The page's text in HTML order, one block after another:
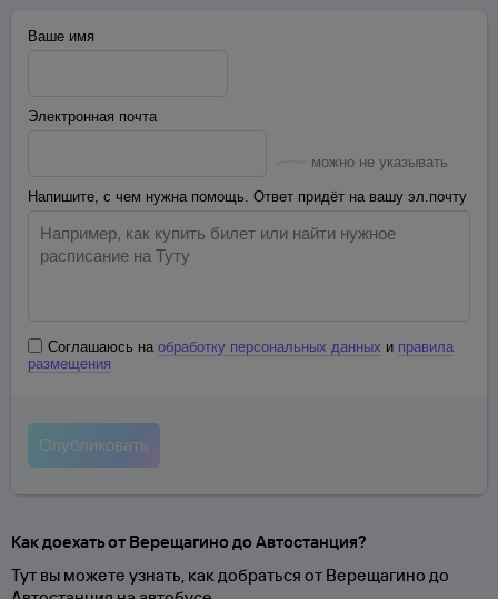
Ваше имя
Электронная почта
можно не указывать
Напишите, с чем нужна помощь. Ответ придёт на вашу эл.почту
Соглашаюсь на обработку персональных данных и правила
размещения
Как доехать от Верещагино до Автостанция?
Тут вы можете узнать, как добраться от Верещагино до